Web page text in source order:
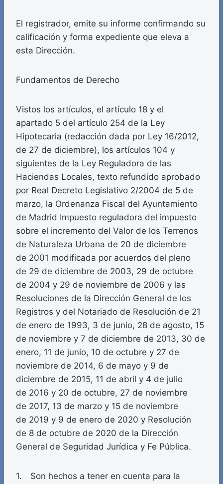
El registrador, emite su informe confirmando su
calificación y forma expediente que eleva a
esta Dirección.
Fundamentos de Derecho
Vistos los artículos, el artículo 18 y el
apartado 5 del artículo 254 de la Ley
Hipotecaria (redacción dada por Ley 16/2012,
de 27 de diciembre), los artículos 104 y
siguientes de la Ley Reguladora de las
Haciendas Locales, texto refundido aprobado
por Real Decreto Legislativo 2/2004 de 5 de
marzo, la Ordenanza Fiscal del Ayuntamiento
de Madrid Impuesto reguladora del impuesto
sobre el incremento del Valor de los Terrenos
de Naturaleza Urbana de 20 de diciembre
de 2001 modificada por acuerdos del pleno
de 29 de diciembre de 2003, 29 de octubre
de 2004 y 29 de noviembre de 2006 y las
Resoluciones de la Dirección General de los
Registros y del Notariado de Resolución de 21
de enero de 1993, 3 de junio, 28 de agosto, 15
de noviembre y 7 de diciembre de 2013, 30 de
enero, 11 de junio, 10 de octubre y 27 de
noviembre de 2014, 6 de mayo y 9 de
diciembre de 2015, 11 de abril y 4 de julio
de 2016 y 20 de octubre, 27 de noviembre
de 2017, 13 de marzo y 15 de noviembre
de 2019 y 9 de enero de 2020 y Resolución
de 8 de octubre de 2020 de la Dirección
General de Seguridad Jurídica y Fe Pública.
1. Son hechos a tener en cuenta para la